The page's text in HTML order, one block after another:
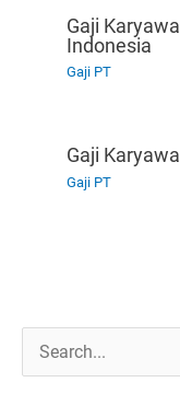
Gaji
Indonesia
Gaji PT
Gaji
Gaji PT
a